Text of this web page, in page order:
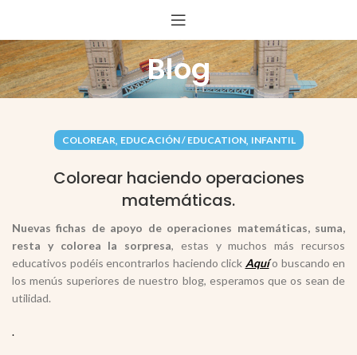
Blog
COLOREAR, EDUCACIÓN / EDUCATION, INFANTIL
Colorear haciendo operaciones
matemáticas.
Nuevas fichas de apoyo de operaciones matemáticas, suma,
resta y colorea la sorpresa, estas y muchos más recursos
educativos podéis encontrarlos haciendo click Aquío buscando en
los menús superiores de nuestro blog, esperamos que os sean de
utilidad.
.